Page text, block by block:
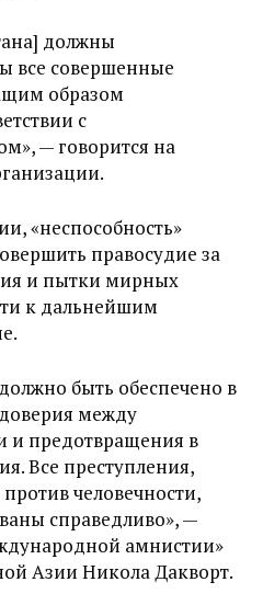
должны
все совершенные
образом
с
— говорится на
«неспособность»
правосудие за
и пытки мирных
к дальнейшим
быть обеспечено в
между
и предотвращения в
Все преступления,
человечности,
справедливо», —
амнистии»
Азии Никола Дакворт.